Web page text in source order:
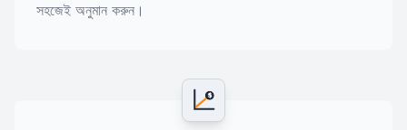
সহজেই অনুমান করুন।
$